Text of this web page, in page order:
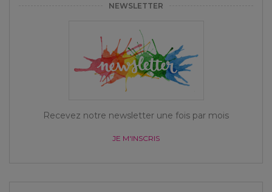
NEWSLETTER
Recevez notre newsletter une fois par mois
JE M'INSCRIS